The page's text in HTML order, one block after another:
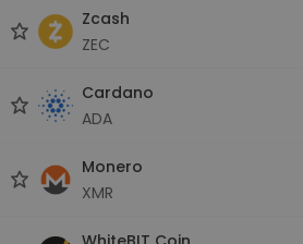
Zcash
ZEC
Cardano
ADA
Monero
XMR